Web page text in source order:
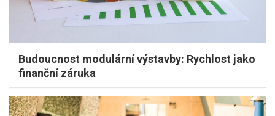
Budoucnost modulární výstavby: Rychlost jako
finanční záruka